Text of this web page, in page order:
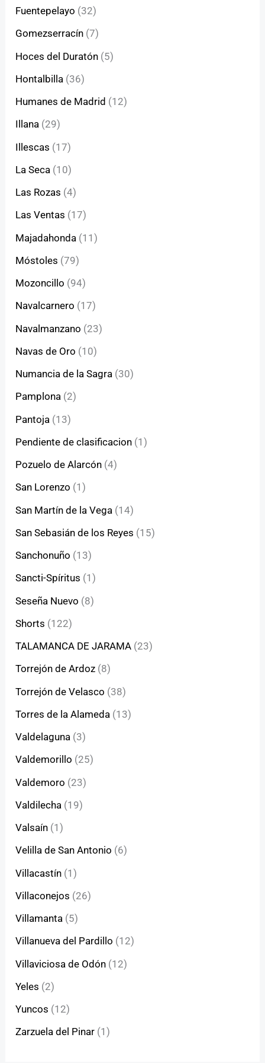
Fuentepelayo (32)
Gomezserracín (7)
Hoces del Duratón (5)
Hontalbilla (36)
Humanes de Madrid (12)
Illana (29)
Illescas (17)
La Seca (10)
Las Rozas (4)
Las Ventas (17)
Majadahonda (11)
Móstoles (79)
Mozoncillo (94)
Navalcarnero (17)
Navalmanzano (23)
Navas de Oro (10)
Numancia de la Sagra (30)
Pamplona (2)
Pantoja (13)
Pendiente de clasificacion (1)
Pozuelo de Alarcón (4)
San Lorenzo (1)
San Martín de la Vega (14)
San Sebasián de los Reyes (15)
Sanchonuño (13)
Sancti-Spíritus (1)
Seseña Nuevo (8)
Shorts (122)
TALAMANCA DE JARAMA (23)
Torrejón de Ardoz (8)
Torrejón de Velasco (38)
Torres de la Alameda (13)
Valdelaguna (3)
Valdemorillo (25)
Valdemoro (23)
Valdilecha (19)
Valsaín (1)
Velilla de San Antonio (6)
Villacastín (1)
Villaconejos (26)
Villamanta (5)
Villanueva del Pardillo (12)
Villaviciosa de Odón (12)
Yeles (2)
Yuncos (12)
Zarzuela del Pinar (1)